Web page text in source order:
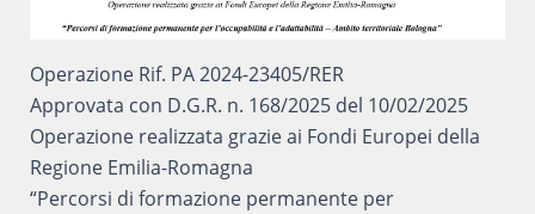
Operazione Rif. PA 2024-23405/RER
Approvata con D.G.R. n. 168/2025 del 10/02/2025
Operazione realizzata grazie ai Fondi Europei della
Regione Emilia-Romagna
“Percorsi di formazione permanente per